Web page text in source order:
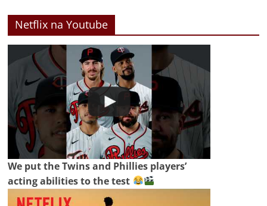
Netflix na Youtube
We put the Twins and Phillies players’
acting abilities to the test